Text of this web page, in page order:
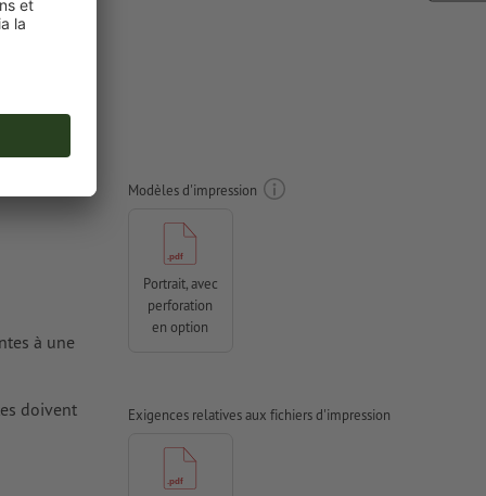
à une
doivent
Modèles d'impression
Portrait, avec
perforation
en option
Exigences relatives aux fichiers d'impression